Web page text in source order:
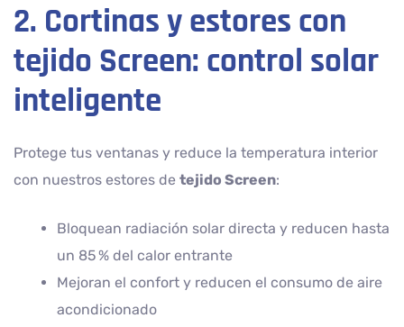
2. Cortinas y estores con
tejido Screen: control solar
inteligente
Protege tus ventanas y reduce la temperatura interior
con nuestros estores de tejido Screen:
Bloquean radiación solar directa y reducen hasta
un 85 % del calor entrante
Mejoran el confort y reducen el consumo de aire
acondicionado